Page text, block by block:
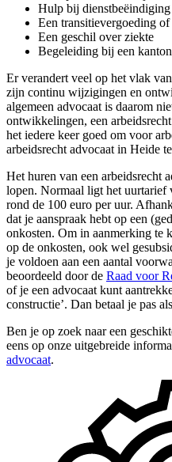
Hulp bij dienstbeëindiging
Een transitievergoeding
Een geschil over ziekte
Begeleiding bij een
Er verandert veel op het vlak
zijn continu wijzigingen en
algemeen advocaat is daarom
ontwikkelingen, een
het iedere keer goed om voor
arbeidsrecht advocaat in Heide
Het huren van een arbeidsrecht
lopen. Normaal ligt het uurtarief
rond de 100 euro per uur.
dat je aanspraak hebt op een
onkosten. Om in aanmerking te
op de onkosten, ook wel
je voldoen aan een aantal
beoordeeld door de Raad voor
of je een advocaat kunt
constructie’. Dan betaal je pas
Ben je op zoek naar een
eens op onze uitgebreide
advocaat.